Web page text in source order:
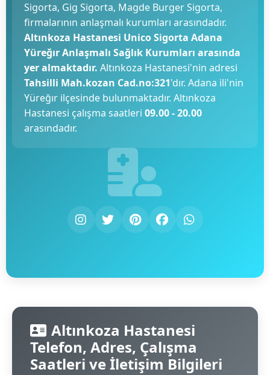
Sigorta, Gig Sigorta, Magde Burger Sigorta,
firmalarının anlaşmalı kurumları arasındadır.
Altınkoza Hastanesi Unico Sigorta Adana
Yüreğır Anlaşmalı Sağlık Kurumları arasında
yer almaktadır. Altınkoza Hastanesi'nin adresi
Tahsilli Mah.kozan Cad.no:321'dır. Adana ili'nin
Yüreğır ilçesinde bulunmaktadır. Altınkoza
Hastanesi çalışma saatleri 09.00 - 20.00
arasındadır.
Altınkoza Hastanesi
Telefon, Adres, Çalışma
Saatleri ve İletişim Bilgileri